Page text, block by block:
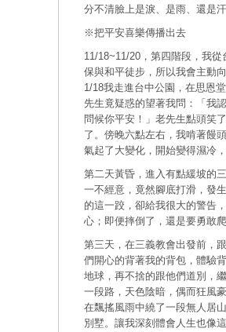
分不清臉上是淚、是雨、還是
※把平安喜樂傳播出去
11/18~11/20，第四階段，我
保與和平徒步，所以我會主動
1/18我走進台中公園，在思恩
先生竟疑惑的望著我問：「我
問候你平安！」老先生點頭笑
了。傍晚六點左右，我啃著饅
氣起了大變化，開始變得濕冷
第二天黃昏，進入有點緩坡的
一不經意，竟然腳底打滑，發
的這一跤，卻給我很大的警告
心；即便摔倒了，還是要勇敢
第三天，在三義教會出發前，
們開心的背著我的背包，體驗
地球，再不捨的跟他們道別，
一段路，天色陰暗，偶而狂風
在飄搖風雨中繞了一段無人居
別墅。讓我深刻體會人生也像